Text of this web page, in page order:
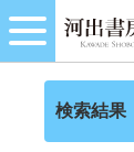
検索結果